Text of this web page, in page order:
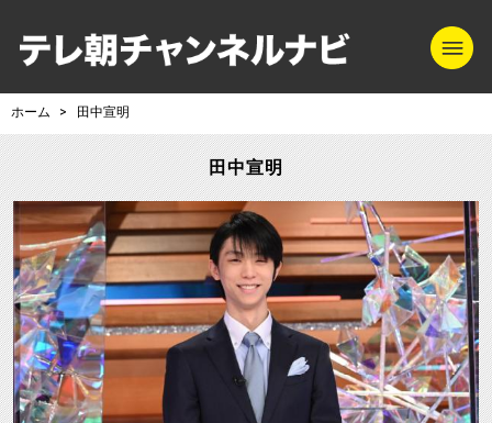
テレ朝チャンネ
ホーム 田中宣明
田中宣明